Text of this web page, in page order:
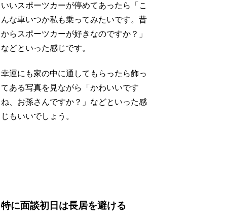
いいスポーツカーが停めてあったら「こ
んな車いつか私も乗ってみたいです。昔
からスポーツカーが好きなのですか？」
などといった感じです。
幸運にも家の中に通してもらったら飾っ
てある写真を見ながら「かわいいです
ね、お孫さんですか？」などといった感
じもいいでしょう。
特に面談初日は長居を避ける